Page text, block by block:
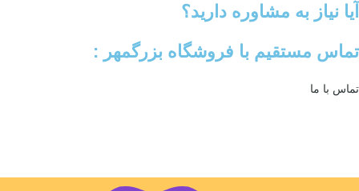
آیا نیاز به مشاوره دارید؟
تماس مستقیم با فروشگاه بزرگمهر :
تماس با ما